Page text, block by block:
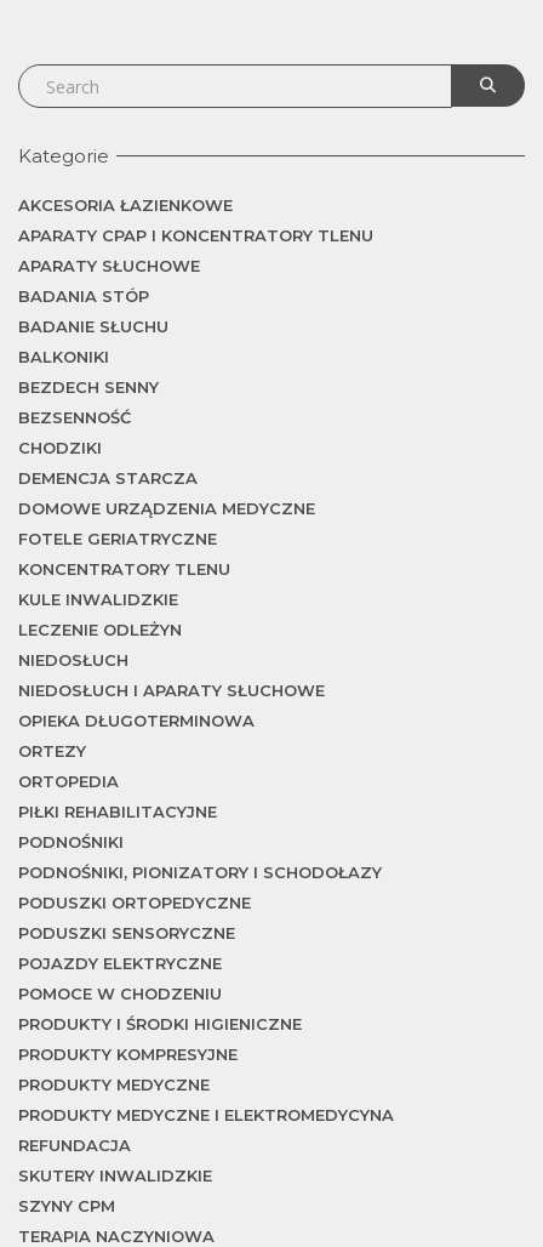
Kategorie
AKCESORIA ŁAZIENKOWE
APARATY CPAP I KONCENTRATORY TLENU
APARATY SŁUCHOWE
BADANIA STÓP
BADANIE SŁUCHU
BALKONIKI
BEZDECH SENNY
BEZSENNOŚĆ
CHODZIKI
DEMENCJA STARCZA
DOMOWE URZĄDZENIA MEDYCZNE
FOTELE GERIATRYCZNE
KONCENTRATORY TLENU
KULE INWALIDZKIE
LECZENIE ODLEŻYN
NIEDOSŁUCH
NIEDOSŁUCH I APARATY SŁUCHOWE
OPIEKA DŁUGOTERMINOWA
ORTEZY
ORTOPEDIA
PIŁKI REHABILITACYJNE
PODNOŚNIKI
PODNOŚNIKI, PIONIZATORY I SCHODOŁAZY
PODUSZKI ORTOPEDYCZNE
PODUSZKI SENSORYCZNE
POJAZDY ELEKTRYCZNE
POMOCE W CHODZENIU
PRODUKTY I ŚRODKI HIGIENICZNE
PRODUKTY KOMPRESYJNE
PRODUKTY MEDYCZNE
PRODUKTY MEDYCZNE I ELEKTROMEDYCYNA
REFUNDACJA
SKUTERY INWALIDZKIE
SZYNY CPM
TERAPIA NACZYNIOWA